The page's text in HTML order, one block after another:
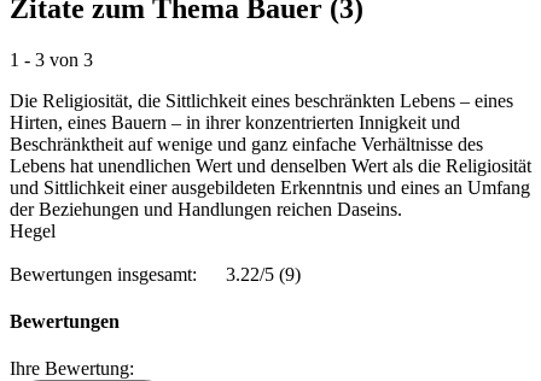
Zitate zum Thema Bauer (3)
1 - 3 von 3
Die Religiosität, die Sittlichkeit eines beschränkten Lebens – eines
Hirten, eines Bauern – in ihrer konzentrierten Innigkeit und
Beschränktheit auf wenige und ganz einfache Verhältnisse des
Lebens hat unendlichen Wert und denselben Wert als die Religiosität
und Sittlichkeit einer ausgebildeten Erkenntnis und eines an Umfang
der Beziehungen und Handlungen reichen Daseins.
Hegel
Bewertungen insgesamt: 3.22/5 (9)
Bewertungen
Ihre Bewertung: